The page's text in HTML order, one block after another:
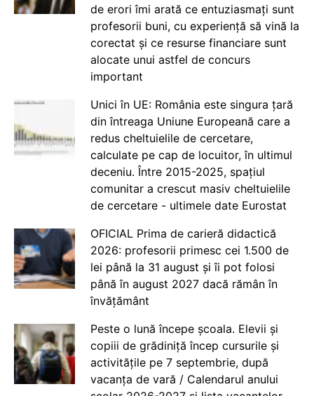
de erori îmi arată ce entuziasmați sunt
profesorii buni, cu experiență să vină la
corectat și ce resurse financiare sunt
alocate unui astfel de concurs
important
Unici în UE: România este singura țară
din întreaga Uniune Europeană care a
redus cheltuielile de cercetare,
calculate pe cap de locuitor, în ultimul
deceniu. Între 2015-2025, spațiul
comunitar a crescut masiv cheltuielile
de cercetare - ultimele date Eurostat
OFICIAL Prima de carieră didactică
2026: profesorii primesc cei 1.500 de
lei până la 31 august și îi pot folosi
până în august 2027 dacă rămân în
învățământ
Peste o lună începe școala. Elevii și
copiii de grădiniță încep cursurile și
activitățile pe 7 septembrie, după
vacanța de vară / Calendarul anului